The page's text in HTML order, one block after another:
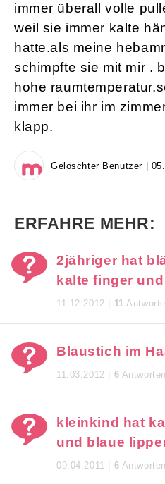
immer überall volle
weil sie immer kalte
hatte.als meine
schimpfte sie mit mir .
hohe
immer bei ihr im
klapp.
Gelöschter Benutzer |
ERFAHRE MEHR:
2jähriger hat
kalte finger
11.12.2012 | 11
Blaustich im
11.03.2012 | 6 Antworten
kleinkind hat
und blaue
09.04.2011 | 6 Antworten